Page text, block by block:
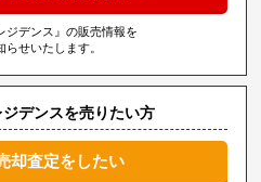
ジデンス』の販売情報を
らせいたします。
デンスを売りたい方
却査定をしたい